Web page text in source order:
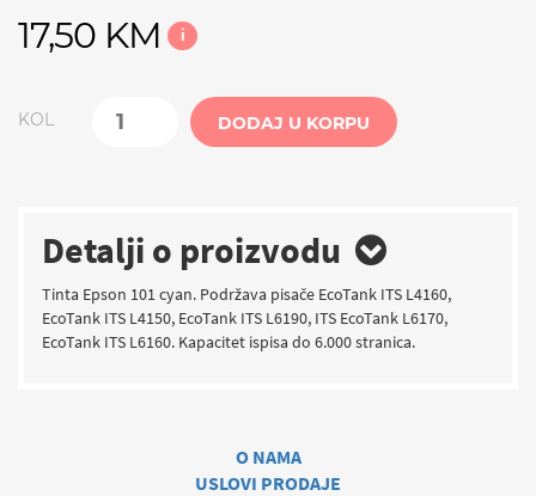
17,50 KM i
KOL DODAJ U KORPU
Detalji o proizvodu
Tinta Epson 101 cyan. Podržava pisače EcoTank ITS L4160,
EcoTank ITS L4150, EcoTank ITS L6190, ITS EcoTank L6170,
EcoTank ITS L6160. Kapacitet ispisa do 6.000 stranica.
O NAMA
USLOVI PRODAJE